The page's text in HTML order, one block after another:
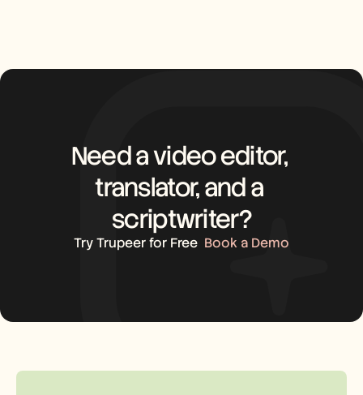
Need a video editor,
translator, and a
scriptwriter?
Try Trupeer for Free Book a Demo